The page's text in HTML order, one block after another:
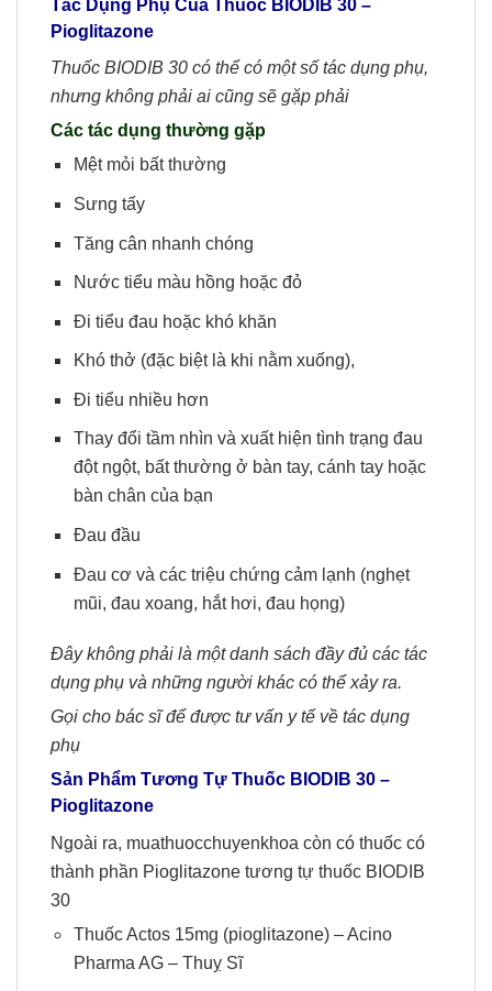
Tác Dụng Phụ Của Thuốc BIODIB 30 –
Pioglitazone
Thuốc BIODIB 30 có thể có một số tác dụng phụ,
nhưng không phải ai cũng sẽ gặp phải
Các tác dụng thường gặp
Mệt mỏi bất thường
Sưng tấy
Tăng cân nhanh chóng
Nước tiểu màu hồng hoặc đỏ
Đi tiểu đau hoặc khó khăn
Khó thở (đặc biệt là khi nằm xuống),
Đi tiểu nhiều hơn
Thay đổi tầm nhìn và xuất hiện tình trạng đau
đột ngột, bất thường ở bàn tay, cánh tay hoặc
bàn chân của bạn
Đau đầu
Đau cơ và các triệu chứng cảm lạnh (nghẹt
mũi, đau xoang, hắt hơi, đau họng)
Đây không phải là một danh sách đầy đủ các tác
dụng phụ và những người khác có thể xảy ra.
Gọi cho bác sĩ để được tư vấn y tế về tác dụng
phụ
Sản Phẩm Tương Tự Thuốc BIODIB 30 –
Pioglitazone
Ngoài ra, muathuocchuyenkhoa còn có thuốc có
thành phần Pioglitazone tương tự thuốc BIODIB
30
Thuốc Actos 15mg (pioglitazone) – Acino
Pharma AG – Thuỵ Sĩ